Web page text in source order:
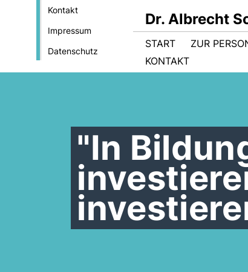
Kontakt
Impressum
Datenschutz
Dr. Albrecht
START ZUR
KONTAKT
"In